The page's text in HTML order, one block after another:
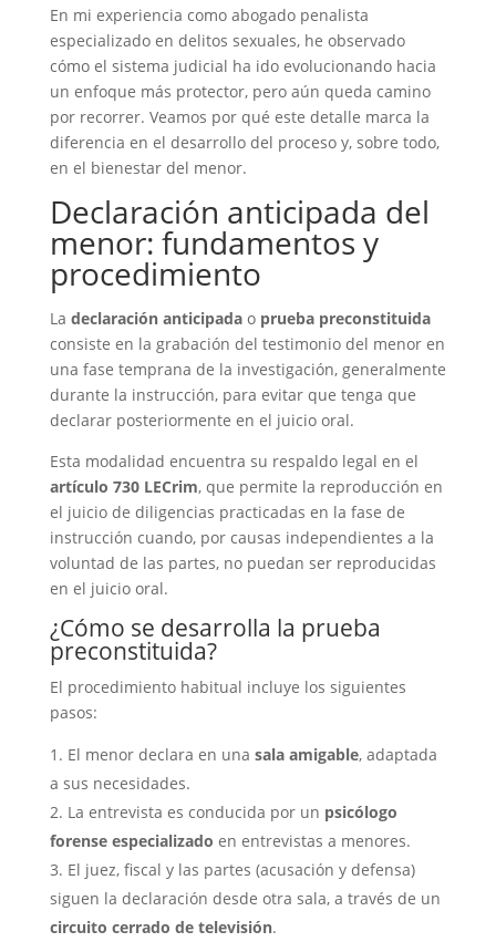
En mi experiencia como abogado penalista
especializado en delitos sexuales, he observado
cómo el sistema judicial ha ido evolucionando hacia
un enfoque más protector, pero aún queda camino
por recorrer. Veamos por qué este detalle marca la
diferencia en el desarrollo del proceso y, sobre todo,
en el bienestar del menor.
Declaración anticipada del
menor: fundamentos y
procedimiento
La declaración anticipadao prueba preconstituida
consiste en la grabación del testimonio del menor en
una fase temprana de la investigación, generalmente
durante la instrucción, para evitar que tenga que
declarar posteriormente en el juicio oral.
Esta modalidad encuentra su respaldo legal en el
artículo 730 LECrim, que permite la reproducción en
el juicio de diligencias practicadas en la fase de
instrucción cuando, por causas independientes a la
voluntad de las partes, no puedan ser reproducidas
en el juicio oral.
¿Cómo se desarrolla la prueba
preconstituida?
El procedimiento habitual incluye los siguientes
pasos:
El menor declara en una sala amigable, adaptada
a sus necesidades.
La entrevista es conducida por un psicólogo
forense especializado en entrevistas a menores.
El juez, fiscal y las partes (acusación y defensa)
siguen la declaración desde otra sala, a través de un
circuito cerrado de televisión.